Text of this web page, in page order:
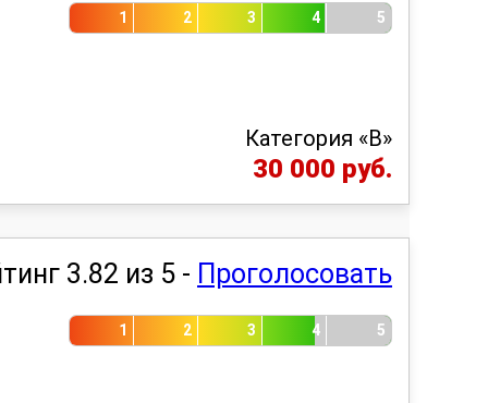
1 2 3 4 5
Категория «B»
30 000 руб.
3.82 из 5 - Проголосовать
1 2 3 4 5